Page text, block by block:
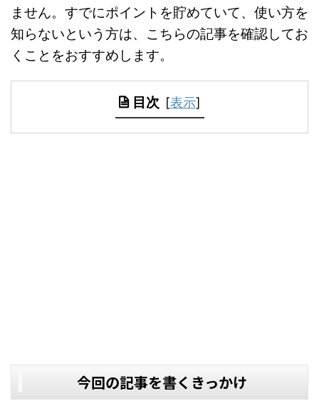
ません。すでにポイントを貯めていて、使い方を
知らないという方は、こちらの記事を確認してお
くことをおすすめします。
目次 [表示]
今回の記事を書くきっかけ